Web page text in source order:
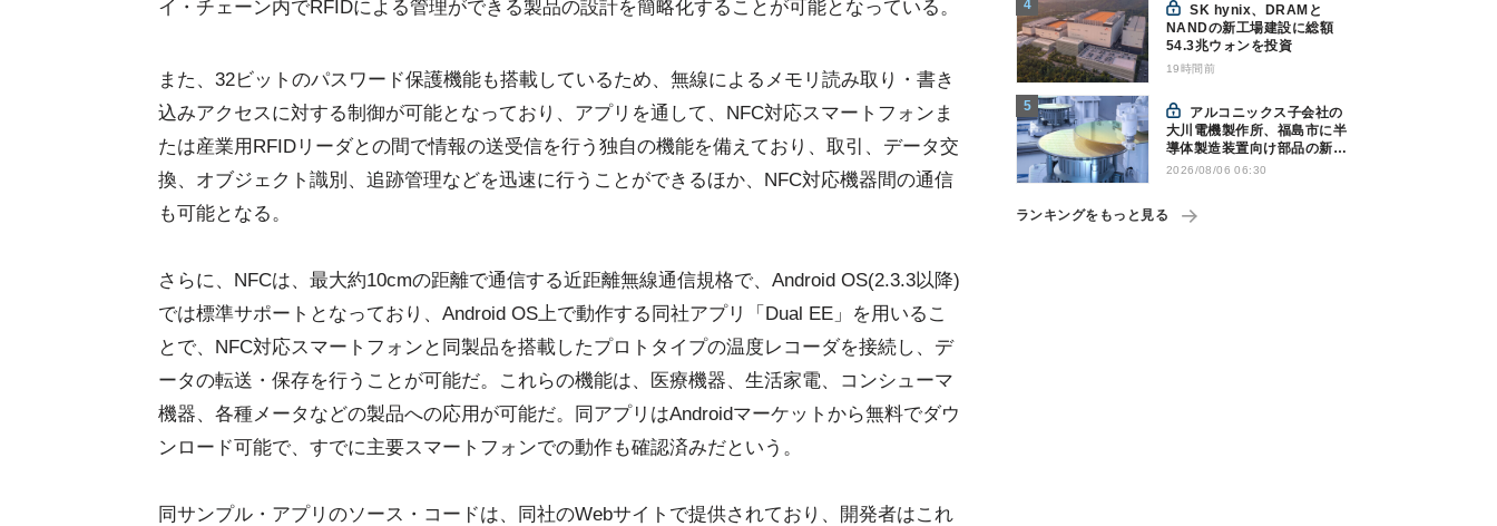
イ・チェーン内でRFIDによる管理ができる製品の設計を簡略化することが可能となっている。
また、32ビットのパスワード保護機能も搭載しているため、無線によるメモリ読み取り・書き
込みアクセスに対する制御が可能となっており、アプリを通して、NFC対応スマートフォンま
たは産業用RFIDリーダとの間で情報の送受信を行う独自の機能を備えており、取引、データ交
換、オブジェクト識別、追跡管理などを迅速に行うことができるほか、NFC対応機器間の通信
も可能となる。
さらに、NFCは、最大約10cmの距離で通信する近距離無線通信規格で、Android OS(2.3.3以降)
では標準サポートとなっており、Android OS上で動作する同社アプリ「Dual EE」を用いるこ
とで、NFC対応スマートフォンと同製品を搭載したプロトタイプの温度レコーダを接続し、デ
ータの転送・保存を行うことが可能だ。これらの機能は、医療機器、生活家電、コンシューマ
機器、各種メータなどの製品への応用が可能だ。同アプリはAndroidマーケットから無料でダウ
ンロード可能で、すでに主要スマートフォンでの動作も確認済みだという。
同サンプル・アプリのソース・コードは、同社のWebサイトで提供されており、開発者はこれ
SK hynix、DRAMと
NANDの新工場建設に総額
54.3兆ウォンを投資
19時間前
大川電機製作所、福島市に半
導体製造装置向け部品の新工
場建設を決定
2026/08/06 06:30
ランキングをもっと見る